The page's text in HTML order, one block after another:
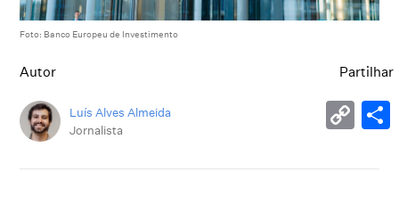
Foto: Banco Europeu de Investimento
Autor
Luís Alves Almeida
Jornalista
Partilhar